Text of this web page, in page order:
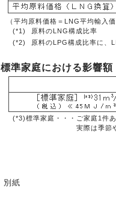
業務
お問
（平均原料価格＝LNG平均輸入
(*1)
原料のLNG構成比率
(*2)
原料のLPG構成比率に、
標準家庭における影響額
(*3)標準家庭・・・ ご家庭1件
実際は季節
別紙